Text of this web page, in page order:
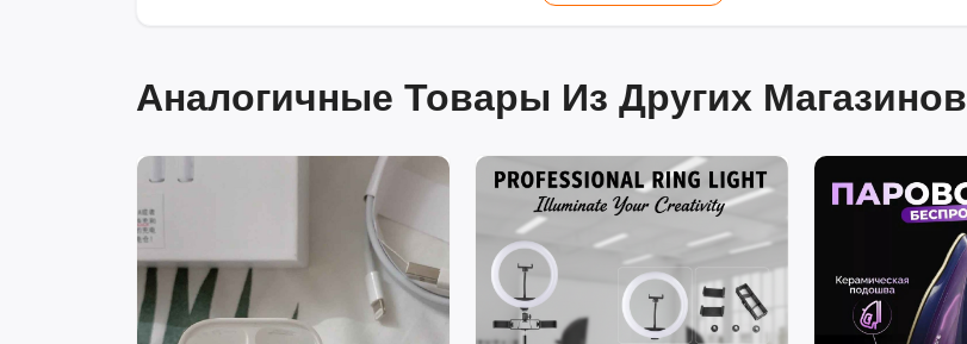
Аналогичные Товары Из Других Магазинов